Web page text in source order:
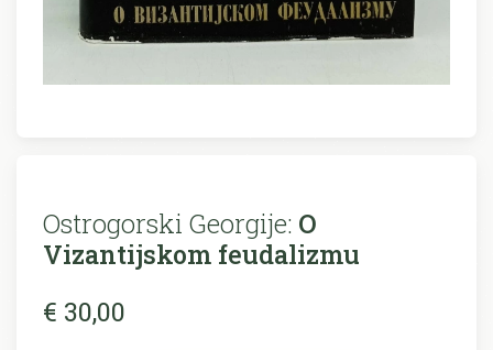
Ostrogorski Georgije: O
Vizantijskom feudalizmu
€ 30,00